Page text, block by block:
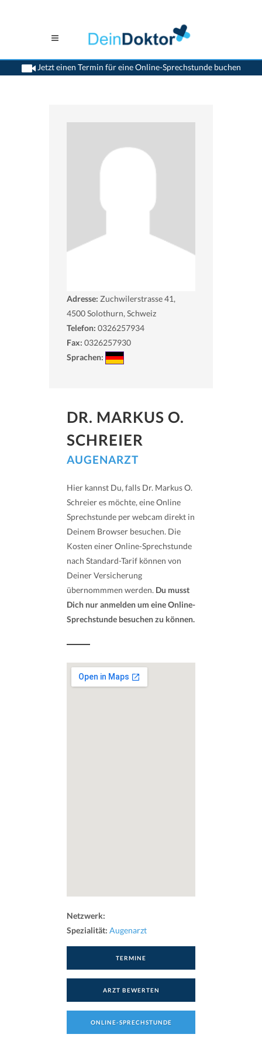
Jetzt einen Termin für eine Online-Sprechstunde buchen
>Augenaerzte>Solothurn>Dr. Markus O. Schreier>Sprechstunde mit Dr.
Adresse: Zuchwilerstrasse 41,
4500Solothurn, Schweiz
Telefon: 0326257934
Fax: 0326257930
Sprachen:
DR. MARKUS O.
SCHREIER
AUGENARZT
Hier kannst Du, falls Dr. Markus O.
Schreier es möchte, eine Online
Sprechstunde per webcam direkt in
Deinem Browser besuchen. Die
Kosten einer Online-Sprechstunde
nach Standard-Tarif können von
Deiner Versicherung
übernommmen werden. Du musst
Dich nur anmelden um eine Online-
Sprechstunde besuchen zu können.
Netzwerk:
Spezialität: Augenarzt
TERMINE
ARZT BEWERTEN
ONLINE-SPRECHSTUNDE